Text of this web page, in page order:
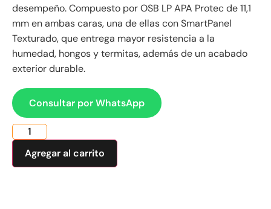
desempeño. Compuesto por OSB LP APA Protec de 11,1
mm en ambas caras, una de ellas con SmartPanel
Texturado, que entrega mayor resistencia a la
humedad, hongos y termitas, además de un acabado
exterior durable.
Consultar por WhatsApp
Agregar al carrito